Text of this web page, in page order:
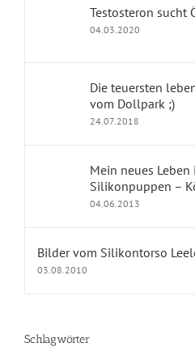
Testosteron sucht
04.03.2020
Die teuersten
vom Dollpark ;)
24.07.2018
Mein neues Leben
Silikonpuppen –
04.06.2013
Bilder vom Silikontorso
03.08.2010
Schlagwörter
Erfahrungsberichte
Fragen und Antworten
KALENDER